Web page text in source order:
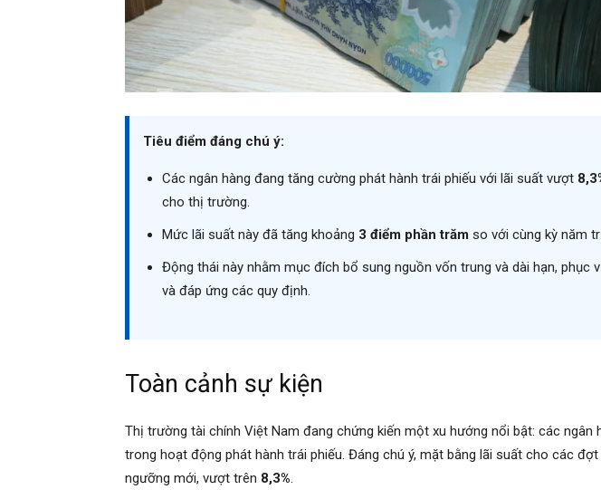
Tiêu điểm đáng chú ý:
Các ngân hàng đang tăng cường phát hành trái phiếu với lãi suất vượt
cho thị trường.
Mức lãi suất này đã tăng khoảng 3 điểm phần trăm so với cùng kỳ năm
Động thái này nhằm mục đích bổ sung nguồn vốn trung và dài hạn, phục
và đáp ứng các quy định.
Toàn cảnh sự kiện
Thị trường tài chính Việt Nam đang chứng kiến một xu hướng nổi bật: các ngân
trong hoạt động phát hành trái phiếu. Đáng chú ý, mặt bằng lãi suất cho các
ngưỡng mới, vượt trên 8,3%.